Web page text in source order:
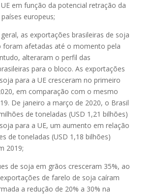
em função da potencial retração da
europeus;
as exportações brasileiras de soja
foram afetadas até o momento pela
alteraram o perfil das
para o bloco. As exportações
para a UE cresceram no primeiro
em comparação com o mesmo
De janeiro a março de 2020, o Brasil
de toneladas (USD 1,21 bilhões)
para a UE, um aumento em relação
de toneladas (USD 1,18 bilhões)
2019;
de soja em grãos cresceram 35%, ao
de farelo de soja caíram
a redução de 20% a 30% na